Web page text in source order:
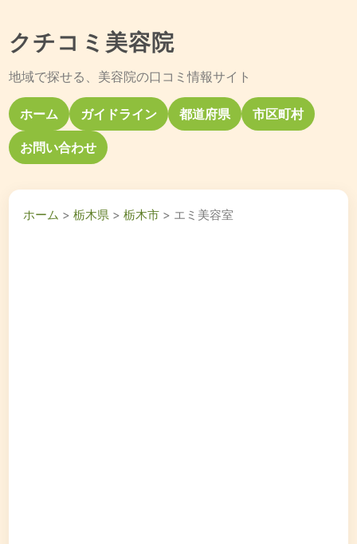
クチコミ美容院
地域で探せる、美容院の口コミ情報サイト
ホーム ガイドライン 都道府県 市区町村
お問い合わせ
ホーム >栃木県 >栃木市 > エミ美容室